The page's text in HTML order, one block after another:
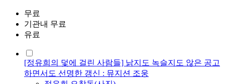
무료
기관내 무료
유료
[정유희의 덫에 걸린 사람들] 낡지도 녹슬지도 않은 공고
하면서도 선명한 갱신 : 뮤지션 조웅